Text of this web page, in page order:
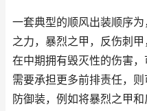
一套典型的顺风出装顺序
之力，暴烈之甲，反伤刺
在中期拥有毁灭性的伤害
需要承担更多前排责任，
防御装，例如将暴烈之甲